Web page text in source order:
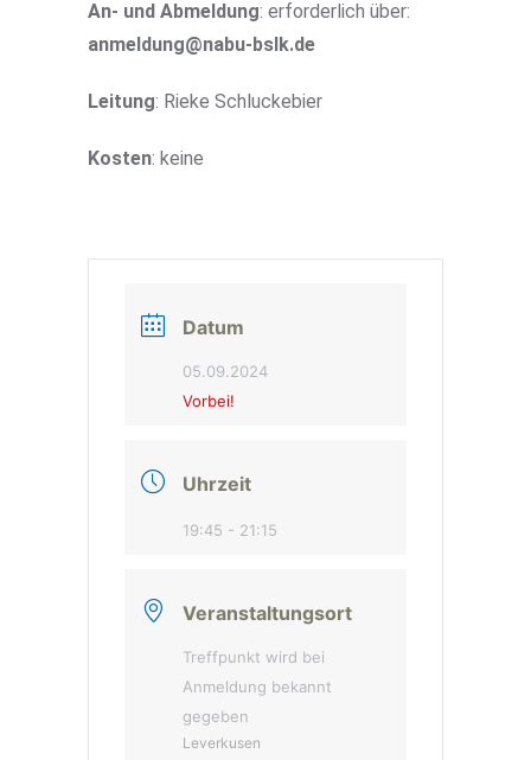
An- und Abmeldung: erforderlich über:
anmeldung@nabu-bslk.de
Leitung: Rieke Schluckebier
Kosten: keine
Datum
05.09.2024
Vorbei!
Uhrzeit
19:45 - 21:15
Veranstaltungsort
Treffpunkt wird bei
Anmeldung bekannt
gegeben
Leverkusen